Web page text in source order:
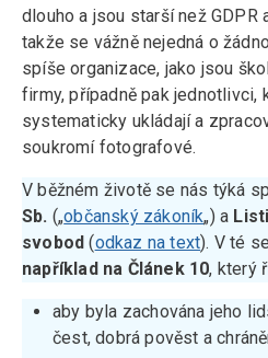
dlouho a jsou starší než
takže se vážně nejedná o
spíše organizace, jako jsou
firmy, případně pak jednotlivci,
systematicky ukládají a
soukromí fotografové.
V běžném životě se nás týká
Sb. („občanský zákoník„) a
svobod (odkaz na text). V té
například na Článek 10, který
aby byla zachována jeho
čest, dobrá pověst a